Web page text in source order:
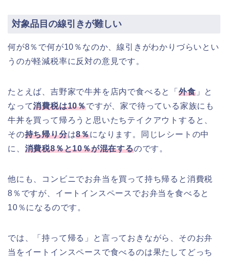
対象品目の線引きが難しい
何が8％で何が10％なのか、線引きがわかりづらいとい
うのが軽減税率に反対の意見です。
たとえば、吉野家で牛丼を店内で食べると「 外食」と
なって消費税は10％ですが、家で待っている家族にも
牛丼を買って帰ろうと思いたちテイクアウトすると、
その持ち帰り分は8％になります。同じレシートの中
に、 消費税8％と10％が混在するのです。
他にも、コンビニでお弁当を買って持ち帰ると消費税
8％ですが、イートインスペースでお弁当を食べると
10％になるのです。
では、「持って帰る」と言っておきながら、そのお弁
当をイートインスペースで食べるのは果たしてどっち